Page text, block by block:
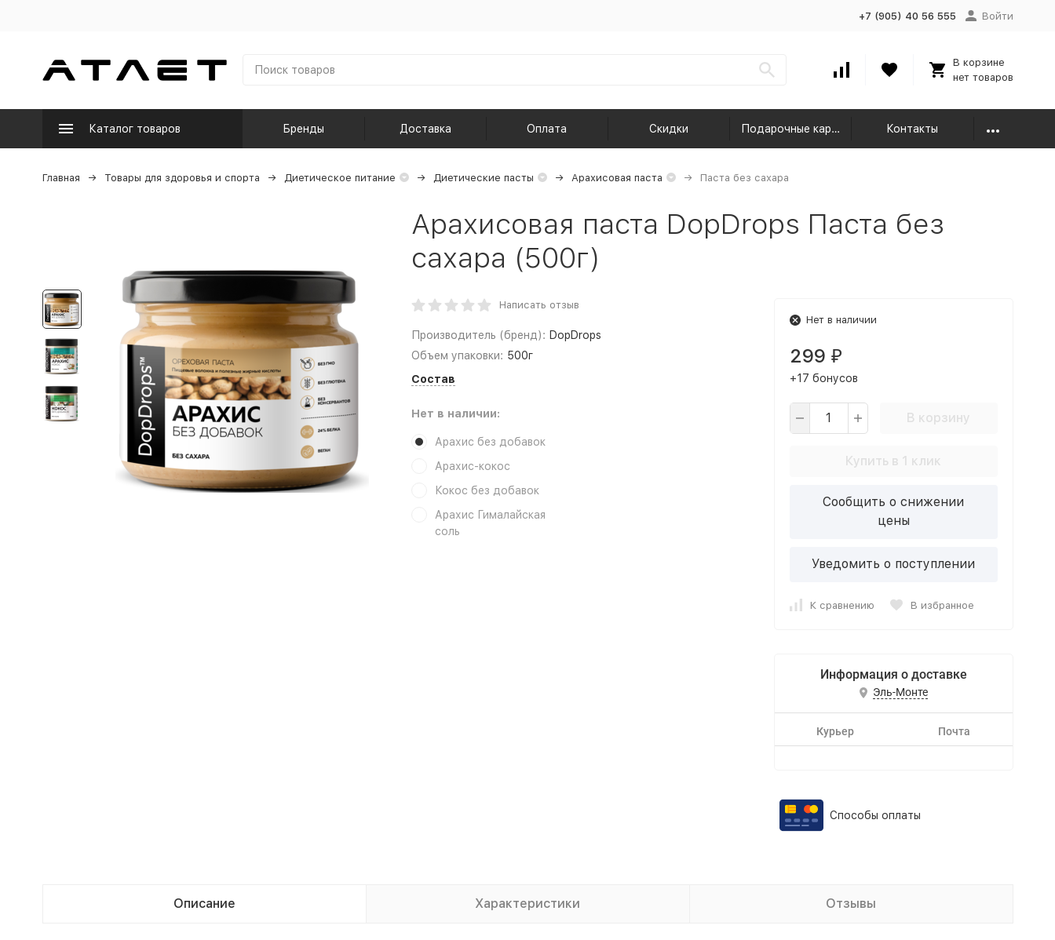
+7 (905) 40 56 555 Войти
В корзине
нет товаров
Каталог товаров Бренды Доставка Оплата Скидки Подарочные карты Контакты
Главная Товары для здоровья и спорта Диетическое питание Диетические пасты Арахисовая паста Паста без сахара
Арахисовая паста DopDrops Паста без
сахара (500г)
Написать отзыв
Производитель (бренд): DopDrops
Объем упаковки: 500г
Состав
Нет в наличии:
Арахис без добавок
Арахис-кокос
Кокос без добавок
Арахис Гималайская
соль
Нет в наличии
299 ₽
+17 бонусов
В корзину
Купить в 1 клик
Сообщить о снижении
цены
Уведомить о поступлении
К сравнению В избранное
Информация о доставке
Эль-Монте
Курьер Почта
Способы оплаты
Описание Характеристики Отзывы